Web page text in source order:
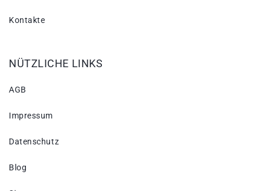
Kontakte
NÜTZLICHE LINKS
AGB
Impressum
Datenschutz
Blog